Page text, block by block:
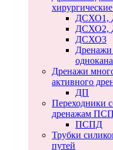
ДСХО1,
ДСХО2,
ДСХО3
Дренажи
Дренажи
активного
ДП
Переходники
дренажам
ПСПД
Трубки
путей